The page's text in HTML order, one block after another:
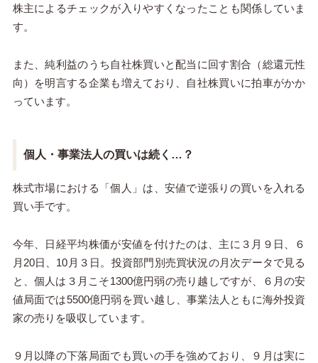
株主によるチェックが入りやすくなったことも関係していま
す。
また、純利益のうち自社株買いと配当に回す割合（総還元性
向）を明言する企業も増えており、自社株買いに拍車がかか
っています。
個人・事業法人の買いは続く…？
株式市場における「個人」は、安値で逆張りの買いを入れる
買い手です。
今年、日経平均株価が安値を付けたのは、主に３月９日、６
月 20日、 10 月３日。投資部門別売買状況の月次データで見る
と、個人は ３ 月こそ1300億円弱の売り越しですが、６月の安
値局面では5500億円弱を買い越し、事業法人ともに海外投資
家の売りを吸収しています。
９月以降の下落局面でも買いの手を強めており、９月は実に